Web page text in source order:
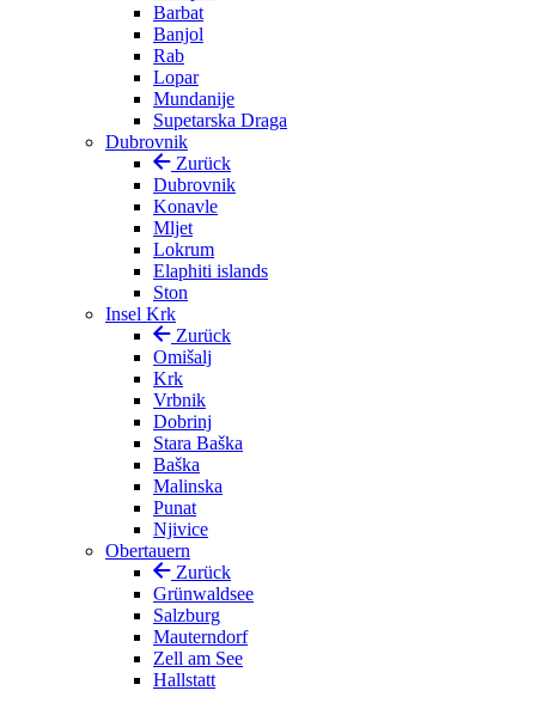
Barbat
Banjol
Rab
Lopar
Mundanije
Supetarska Draga
Dubrovnik
Zurück
Dubrovnik
Konavle
Mljet
Lokrum
Elaphiti islands
Ston
Insel Krk
Zurück
Omišalj
Krk
Vrbnik
Dobrinj
Stara Baška
Baška
Malinska
Punat
Njivice
Obertauern
Zurück
Grünwaldsee
Salzburg
Mauterndorf
Zell am See
Hallstatt